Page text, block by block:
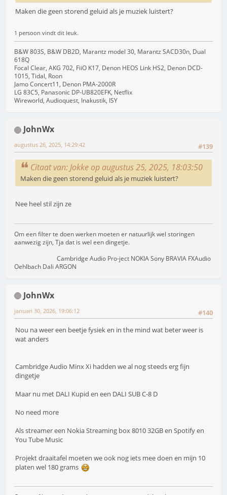
Maken die geen storend geluid als je muziek luistert?
1 persoon vindt dit leuk.
B&W 803S, B&W DB2D, Marantz model 30, Marantz SACD30n, Dual
618Q
Focal Clear, AKG 702, FiiO K17, Denon HEOS Link HS2, Denon DCD-
1015, Tidal, Roon
Jamo Concert11, Denon PMA-2000R
LG 83C5, Panasonic DP-UB820EFK, Netflix
Wireworld, Audioquest, Inakustik, ISY
JohnWx
#139
augustus 26, 2025, 14:29:42
Citaat van: Jokke op augustus 25, 2025, 18:03:50
Maken die geen storend geluid als je muziek luistert?
Nee heel stil zijn ze
Om een filter te doen werken moeten er natuurlijk wel storingen
aanwezig zijn, Tja dat is wel een dingetje.
Cambridge Audio Pro-ject NOKIA Sony BRAVIA FXAudio
Oehlbach Dali ARGON
JohnWx
#140
januari 30, 2026, 19:06:12
Nou na weer een beetje fysiek en in the mind wat beter weer is
wat anders
Cambridge Audio Minx Xi hadden we al nog steeds erg fijn
dingetje
Maar nu met DALI Kupid en een DALI SUB C-8 D
No need more
Als streamer een Nokia Streaming box 8010 32GB en Spotify en
You Tube Music
Projekt draaitafel moeten we ook nog iets mee doen en mijn 10
platen wel 180 grams